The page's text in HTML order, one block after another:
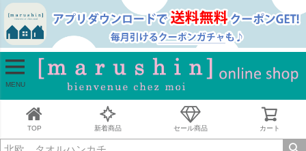
MENU
TOP 新着商品 セール商品 カート
並び順
新着順
古い順
価格が安い順
価格が高い順
キーワードヒット順